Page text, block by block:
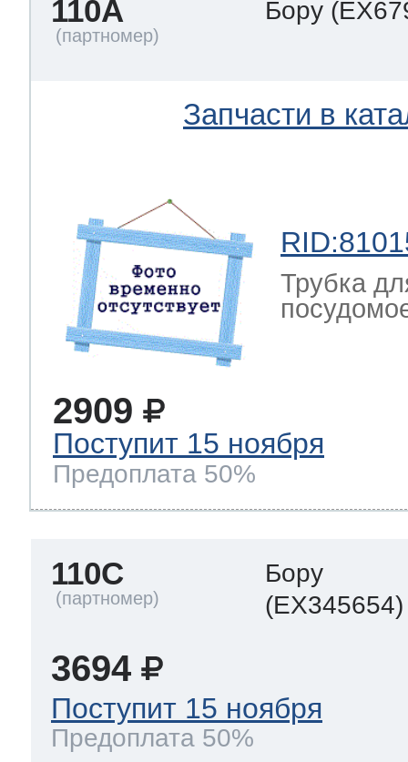
110A Бору
Запчасти в
Трубка
2909
Поступит 15 ноября
Предоплата 50%
110C
Бору
(EX345654)
3694
Поступит 15 ноября
Предоплата 50%